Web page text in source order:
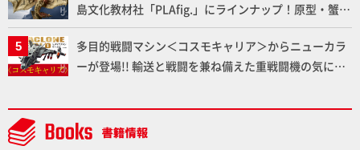
島文化教材社「PLAfig.」にラインナップ！原型・蟹蟲
修造氏の彩色作例で超ハイディテールかつ躍動感に満
ちた造形をチェック
多目的戦闘マシン＜コスモキャリア＞からニューカラ
ーが登場!! 輸送と戦闘を兼ね備えた重戦闘機の気にな
アクロンワールド】